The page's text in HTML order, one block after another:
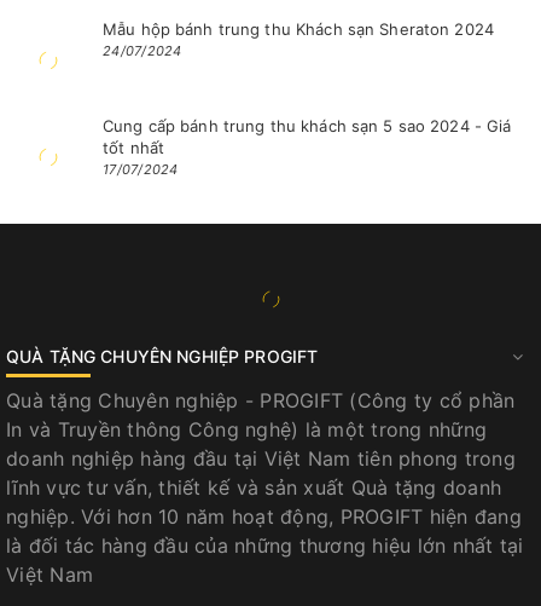
Mẫu hộp bánh trung thu Khách sạn Sheraton 2024
24/07/2024
Cung cấp bánh trung thu khách sạn 5 sao 2024 - Giá
tốt nhất
17/07/2024
QUÀ TẶNG CHUYÊN NGHIỆP PROGIFT
Quà tặng Chuyên nghiệp - PROGIFT (Công ty cổ phần
In và Truyền thông Công nghệ) là một trong những
doanh nghiệp hàng đầu tại Việt Nam tiên phong trong
lĩnh vực tư vấn, thiết kế và sản xuất Quà tặng doanh
nghiệp. Với hơn 10 năm hoạt động, PROGIFT hiện đang
là đối tác hàng đầu của những thương hiệu lớn nhất tại
Việt Nam